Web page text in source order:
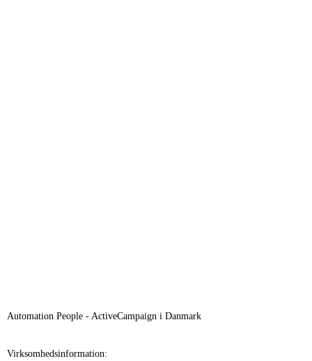
Automation People - ActiveCampaign i Danmark
Virksomhedsinformation: